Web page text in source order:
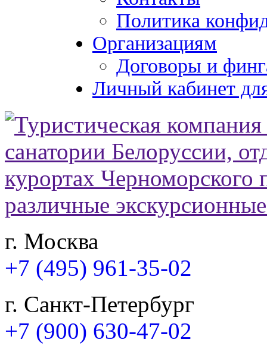
Политика
Организациям
Договоры и
Личный кабинет
г. Москва
+7 (495) 961-35-02
г. Санкт-Петербург
+7 (900) 630-47-02